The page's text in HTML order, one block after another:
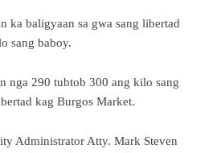
ka baligyaan sa gwa sang libertad
sang baboy.
nga 290 tubtob 300 ang kilo sang
kag Burgos Market.
Administrator Atty. Mark Steven